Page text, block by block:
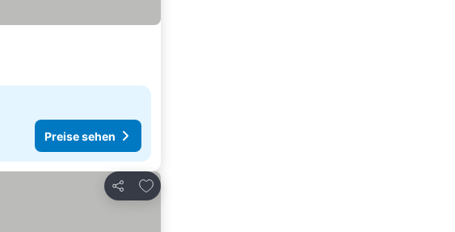
Preise sehen
Teilen
Zu Favoriten hinzufügen